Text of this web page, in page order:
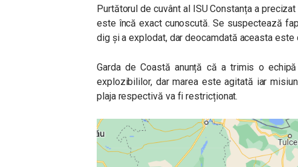
Purtătorul de cuvânt al ISU Constanța a
este încă exact cunoscută. Se suspectează
dig și a explodat, dar deocamdată aceasta este
Garda de Coastă anunță că a trimis o
explozibililor, dar marea este agitată iar
plaja respectivă va fi restricționat.